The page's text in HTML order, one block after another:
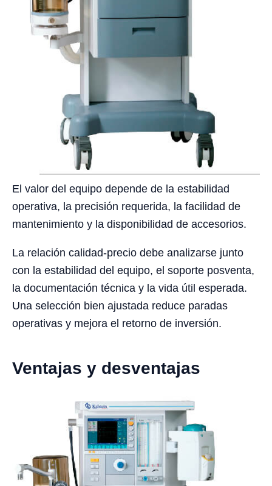
El valor del equipo depende de la estabilidad
operativa, la precisión requerida, la facilidad de
mantenimiento y la disponibilidad de accesorios.
La relación calidad-precio debe analizarse junto
con la estabilidad del equipo, el soporte posventa,
la documentación técnica y la vida útil esperada.
Una selección bien ajustada reduce paradas
operativas y mejora el retorno de inversión.
Ventajas y desventajas